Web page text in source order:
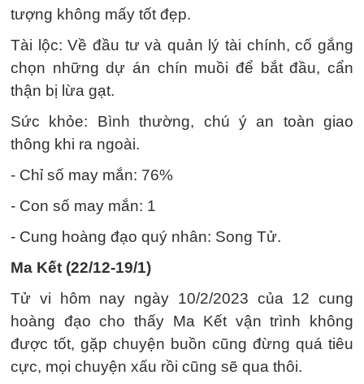
tượng không mấy tốt đẹp.
Tài lộc: Về đầu tư và quản lý tài chính, cố gắng
chọn những dự án chín muồi để bắt đầu, cẩn
thận bị lừa gạt.
Sức khỏe: Bình thường, chú ý an toàn giao
thông khi ra ngoài.
- Chỉ số may mắn: 76%
- Con số may mắn: 1
- Cung hoàng đạo quý nhân: Song Tử.
Ma Kết (22/12-19/1)
Tử vi hôm nay ngày 10/2/2023 của 12 cung
hoàng đạo cho thấy Ma Kết vận trình không
được tốt, gặp chuyện buồn cũng đừng quá tiêu
cực, mọi chuyện xấu rồi cũng sẽ qua thôi.